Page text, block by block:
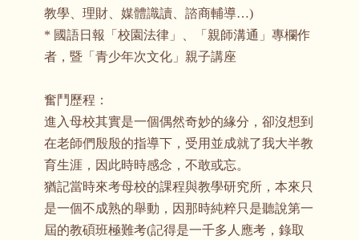
教學、理財、媒體識讀、諮商輔導…)
* 國語日報「校園法律」、「親師溝通」專欄作
者，暨「青少年次文化」親子講座
奮鬥歷程：
進入母校其實是一個偶然奇妙的緣分，卻沒想到
在老師們殷殷的指導下，受用並成就了我大半教
育生涯，因此時時感念，不敢或忘。
猶記當時來考母校的課程與教學研究所，本來只
是一個不成熟的舉動，因那時純粹只是聽說第一
屆的教碩班極難考(記得是一千多人應考，錄取